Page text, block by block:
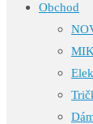
Obchod